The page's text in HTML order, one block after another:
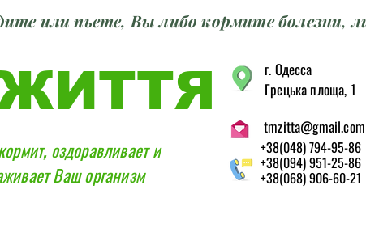
или пьете, Вы либо кормите болезни,
оздоравливает и
Ваш организм
г. Одесса
Грецька площа, 1
tmzitta@gmail.com
+38(048) 794-95-86
+38(094) 951-25-86
+38(068) 906-60-21